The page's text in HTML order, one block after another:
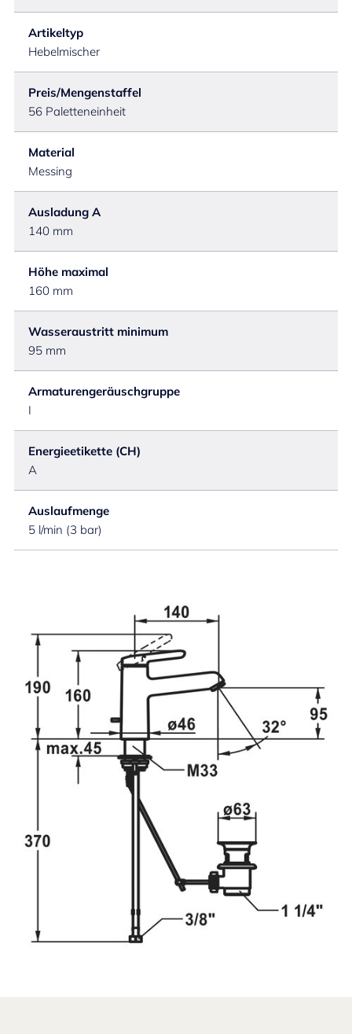
Artikeltyp
Hebelmischer
Preis/Mengenstaffel
56 Paletteneinheit
Material
Messing
Ausladung A
140 mm
Höhe maximal
160 mm
Wasseraustritt minimum
95 mm
Armaturengeräuschgruppe
I
Energieetikette (CH)
A
Auslaufmenge
5 l/min (3 bar)